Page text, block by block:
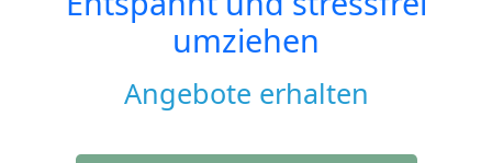
umziehen
Angebote erhalten